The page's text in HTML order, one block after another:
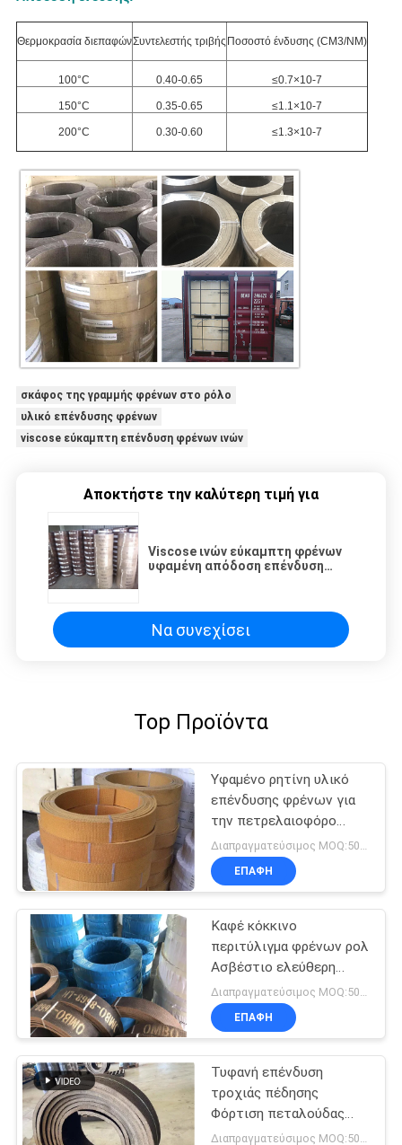
Θερμοκρασία διεπαφώνΣυντελεστής τριβής Ποσοστό ένδυσης (CM3/NM)
100°C 0.40-0.65 ≤0.7×10-7
150°C 0.35-0.65 ≤1.1×10-7
200°C 0.30-0.60 ≤1.3×10-7
σκάφος της γραμμής φρένων στο ρόλο
υλικό επένδυσης φρένων
viscose εύκαμπτη επένδυση φρένων ινών
Αποκτήστε την καλύτερη τιμή για
Viscose ινών εύκαμπτη φρένων
υφαμένη απόδοση επένδυση
Να συνεχίσει
Top Προϊόντα
Υφαμένο ρητίνη υλικό
επένδυσης φρένων για
την πετρελαιοφόρο
περιοχή τρακτέρ
ανελκυστήρων γερανών
θαλασσίων βαρούλκων
ΕΠΑΦΉ
Καφέ κόκκινο
περιτύλιγμα φρένων ρολ
Ασβέστιο ελεύθερη
χρήση σε ελκυστήρες
αλεξίπτωτου
ΕΠΑΦΉ
Τυφανή επένδυση
τροχιάς πέδησης
Φόρτιση πεταλούδας
πέδησης με πεταλούδα